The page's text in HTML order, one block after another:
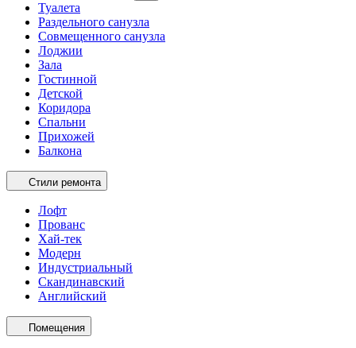
Туалета
Раздельного санузла
Совмещенного санузла
Лоджии
Зала
Гостинной
Детской
Коридора
Спальни
Прихожей
Балкона
Стили ремонта
Лофт
Прованс
Хай-тек
Модерн
Индустриальный
Скандинавский
Английский
Помещения